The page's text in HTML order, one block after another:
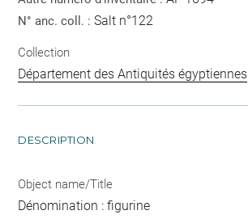
N° anc. coll. :Salt n°122
Collection
Département des Antiquités égyptiennes
DESCRIPTION
Object name/Title
Dénomination : figurine